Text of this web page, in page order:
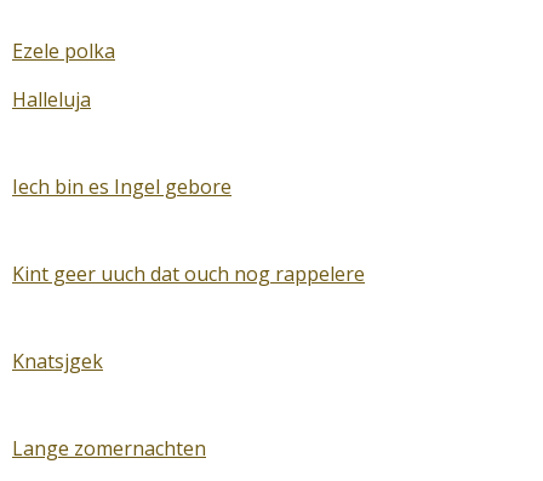
Ezele polka
Halleluja
Iech bin es Ingel gebore
Kint geer uuch dat ouch nog rappelere
Knatsjgek
Lange zomernachten